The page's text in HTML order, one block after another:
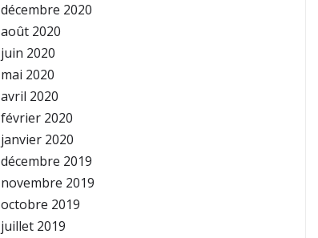
décembre 2020
août 2020
juin 2020
mai 2020
avril 2020
février 2020
janvier 2020
décembre 2019
novembre 2019
octobre 2019
juillet 2019